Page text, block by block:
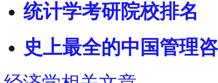
统计学考研院校排名
史上最全的中国管理